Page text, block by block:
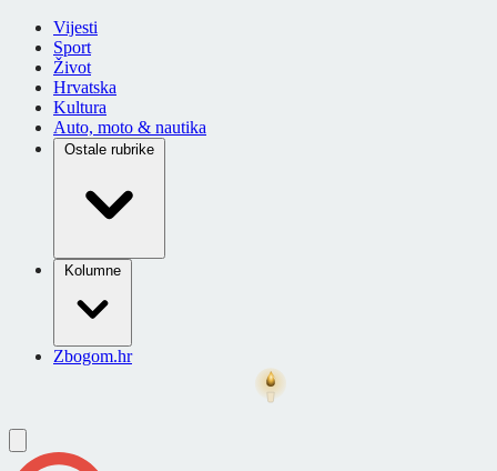
Vijesti
Sport
Život
Hrvatska
Kultura
Auto, moto & nautika
Ostale rubrike
Kolumne
Zbogom.hr